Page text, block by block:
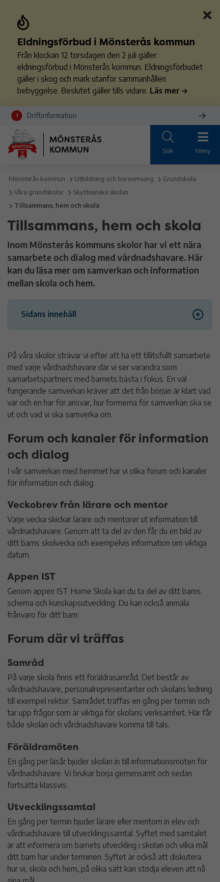
Eldningsförbud i Mönsterås kommun
Från klockan 12 torsdagen den 2 juli gäller
eldningsförbud i Mönsterås kommun. Eldningsförbudet
gäller i skog och mark utanför sammanhållen
bebyggelse. Beslutet gäller tills vidare. Läs mer
1 Driftinformation
Sök Meny
Mönsterås kommun Utbildning och barnomsorg
Grundskola
Våra grundskolor
Skytteanska skolan
Tillsammans, hem och skola
Tillsammans, hem och skola
Inom Mönsterås kommuns skolor har vi ett nära
samarbete och dialog med vårdnadshavare. Här
kan du läsa mer om samverkan och information
mellan skola och hem.
Sidans innehåll
Forum där vi träffas
Telefon och mejl
På våra skolor strävar vi efter att ha ett tillitsfullt samarbete
med varje vårdnadshavare där vi ser varandra som
samarbetspartners med barnets bästa i fokus. En väl
fungerande samverkan kräver att det från början är klart vad
var och en har för ansvar, hur formerna för samverkan ska se
ut och vad vi ska samverka om.
Forum och kanaler för information
och dialog
I vår samverkan med hemmet har vi olika forum och kanaler
för information och dialog.
Veckobrev från lärare och mentor
Varje vecka skickar lärare och mentorer ut information till
vårdnadshavare. Genom att ta del av den får du en bild av
ditt barns skolvecka och exempelvis information om viktiga
datum.
Appen IST
Genom appen IST Home Skola kan du ta del av ditt barns
schema och kunskapsutveckling. Du kan också anmäla
frånvaro för ditt barn.
Forum där vi träffas
Samråd
På varje skola finns ett föräldrasamråd. Det består av
vårdnadshavare, personalrepresentanter och skolans ledning
till exempel rektor. Samrådet träffas en gång per termin och
tar upp frågor som är viktiga för skolans verksamhet. Här får
både skolan och vårdnadshavare komma till tals.
Föräldramöten
En gång per läsår bjuder skolan in till informationsmöten för
vårdnadshavare. Vi brukar börja gemensamt och sedan
fortsätta klassvis.
Utvecklingssamtal
En gång per termin bjuder lärare eller mentorn in elev och
vårdnadshavare till utvecklingssamtal. Syftet med samtalet
är att informera om barnets utveckling i skolan och vilka mål
ditt barn har under terminen. Syftet är också att diskutera
hur vi, skola och hem, på olika sätt kan stödja eleven att nå